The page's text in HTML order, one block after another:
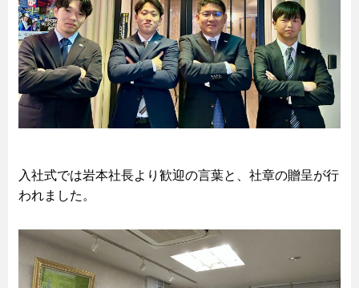
入社式では岩本社長より歓迎の言葉と、社章の贈呈が行
われました。